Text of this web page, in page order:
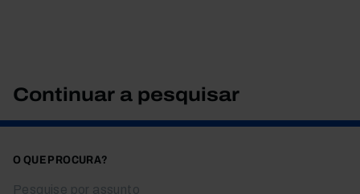
Continuar a pesquisar
O QUE PROCURA?